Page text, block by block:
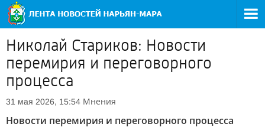
Николай Стариков: Новости
перемирия и переговорного
процесса
31 мая 2026, 15:54 Мнения
Новости перемирия и переговорного процесса